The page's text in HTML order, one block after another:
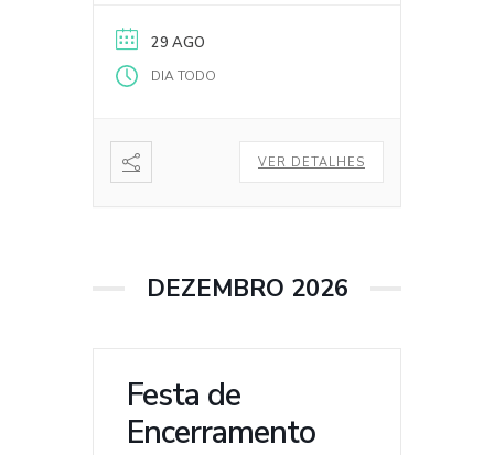
29 AGO
DIA TODO
VER DETALHES
DEZEMBRO 2026
Festa de
Encerramento